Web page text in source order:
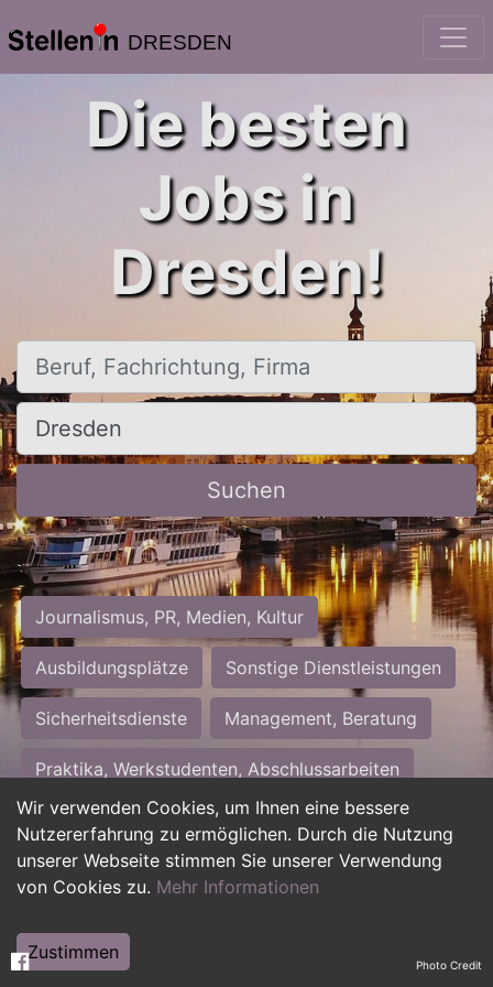
DRESDEN
Wir verwenden Cookies, um Ihnen eine bessere
Nutzererfahrung zu ermöglichen. Durch die Nutzung
unserer Webseite stimmen Sie unserer Verwendung
von Cookies zu. Mehr Informationen
Zustimmen
Die besten
Jobs in
Dresden!
Beruf, Fachrichtung, Firma
Ort, Stadt
Suchen
Journalismus, PR, Medien, Kultur
Ausbildungsplätze Sonstige Dienstleistungen
Sicherheitsdienste Management, Beratung
Praktika, Werkstudenten, Abschlussarbeiten
Personalwesen Assistenz, Sekretariat
Hilfskräfte, Aushilfs- und Nebenjobs
Weiterbildung, Studium, duale Ausbildung Photo Credit